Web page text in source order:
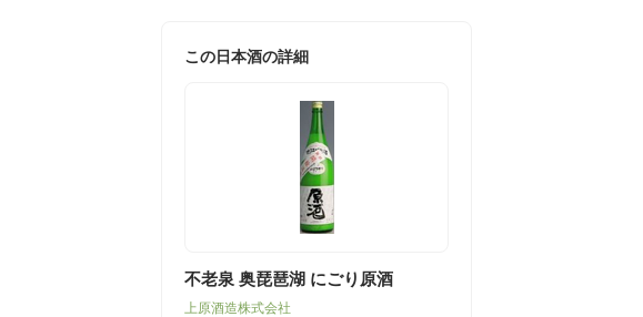
この日本酒の詳細
不老泉 奥琵琶湖 にごり原酒
上原酒造株式会社